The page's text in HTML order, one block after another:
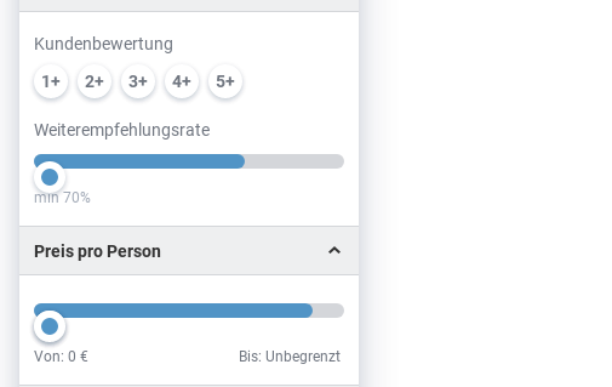
Kundenbewertung
1+
2+ 3+ 4+ 5+
Weiterempfehlungsrate
Slider
min 70%
Preis pro Person
Von: 0 € Bis: Unbegrenzt